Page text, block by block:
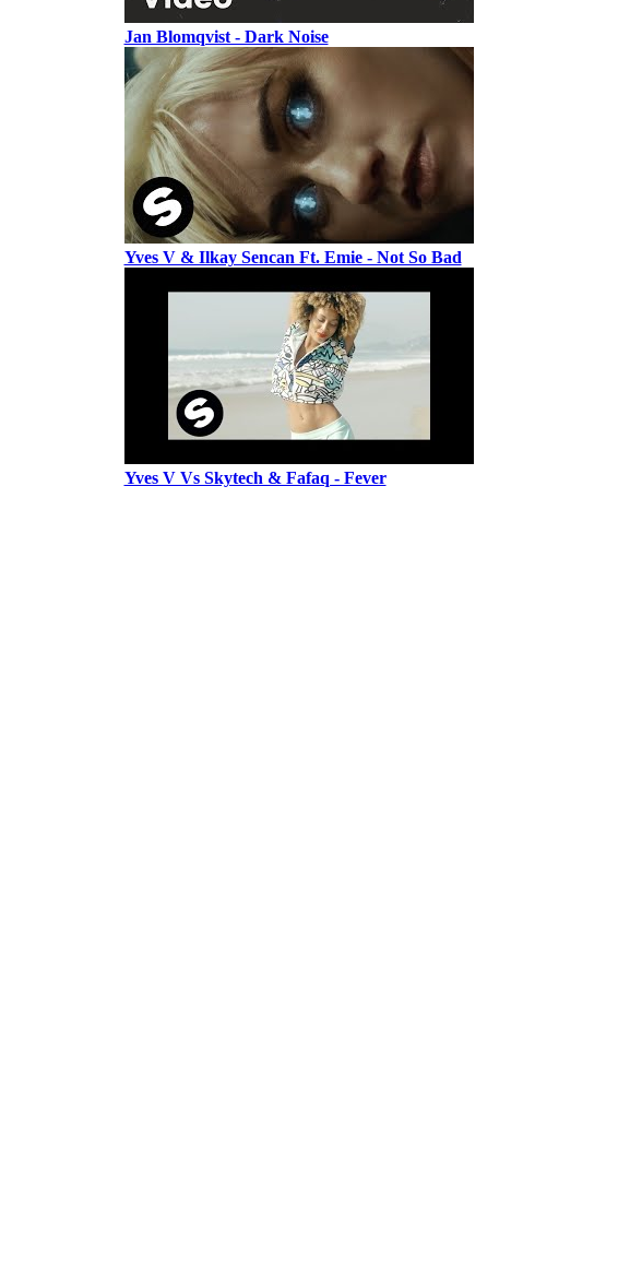
Jan Blomqvist - Dark Noise
Yves V & Ilkay Sencan Ft. Emie - Not So Bad
Yves V Vs Skytech & Fafaq - Fever